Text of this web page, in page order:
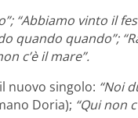
“Abbiamo vinto il
quando quando”;
c’è il mare”.
nuovo singolo: “Noi
Doria); “Qui non